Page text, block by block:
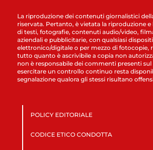
La riproduzione dei contenuti giornalistici
riservata. Pertanto, è vietata la riproduzione e
di testi, fotografie, contenuti audio/video,
aziendali e pubblicitarie, con qualsiasi
elettronico/digitale o per mezzo di fotocopie,
tutto quanto è ascrivibile a copia non
non è responsabile dei commenti presenti
esercitare un controllo continuo resta
segnalazione qualora gli stessi risultano
POLICY EDITORIALE
CODICE ETICO CONDOTTA